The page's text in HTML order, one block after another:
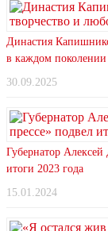
Династия
в каждом поколении
30.09.2025
Губернатор
итоги 2023 года
15.01.2024